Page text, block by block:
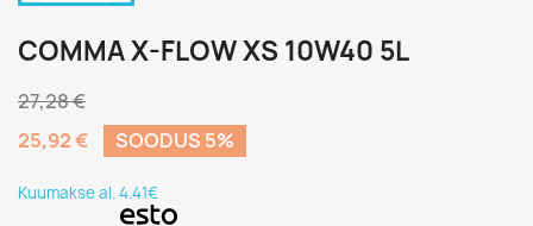
COMMA X-FLOW XS 10W40 5L
27,28 €
25,92 €
SOODUS 5%
Kuumakse al. 4.41€